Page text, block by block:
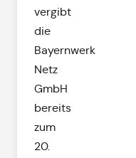
vergibt
die
Bayernwerk
Netz
GmbH
bereits
zum
20.